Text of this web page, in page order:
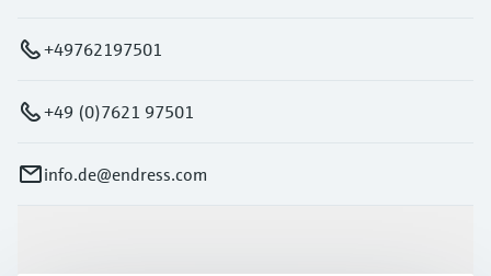
+49762197501
+49 (0)7621 97501
info.de@endress.com